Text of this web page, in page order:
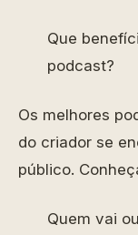
Que
podcast?
Os melhores
do criador se
público.
Quem vai